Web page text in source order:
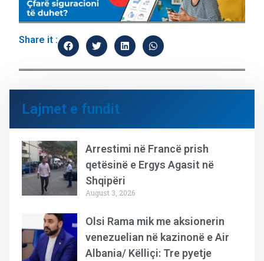
Share it :
Lajmet e fundit
Arrestimi në Francë prish
qetësinë e Ergys Agasit në
Shqipëri
August 3, 2026
Olsi Rama mik me aksionerin
venezuelian në kazinonë e Air
Albania/ Këlliçi: Tre pyetje